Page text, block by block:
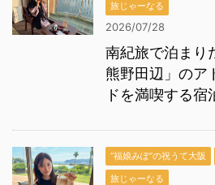
旅じゃーなる
2026/07/28
南紀旅で泊まり
熊野田辺」のア
ドを満喫する
“福娘みぽ”の祝うて大阪
旅じゃーなる